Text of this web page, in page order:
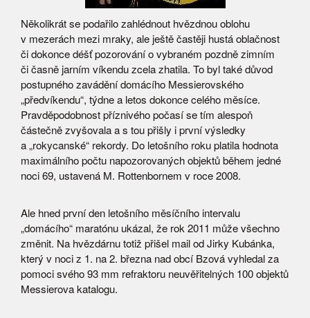
Několikrát se podařilo zahlédnout hvězdnou oblohu
v mezerách mezi mraky, ale ještě častěji hustá oblačnost
či dokonce déšť pozorování o vybraném pozdně zimním
či časně jarním víkendu zcela zhatila. To byl také důvod
postupného zavádění domácího Messierovského
„předvíkendu“, týdne a letos dokonce celého měsíce.
Pravděpodobnost příznivého počasí se tím alespoň
částečně zvyšovala a s tou přišly i první výsledky
a „rokycanské“ rekordy. Do letošního roku platila hodnota
maximálního počtu napozorovaných objektů během jedné
noci 69, ustavená M. Rottenbornem v roce 2008.
Ale hned první den letošního měsíčního intervalu
„domácího“ maratónu ukázal, že rok 2011 může všechno
změnit. Na hvězdárnu totiž přišel mail od Jirky Kubánka,
který v noci z 1. na 2. března nad obcí Bzová vyhledal za
pomoci svého 93 mm refraktoru neuvěřitelných 100 objektů
Messierova katalogu.